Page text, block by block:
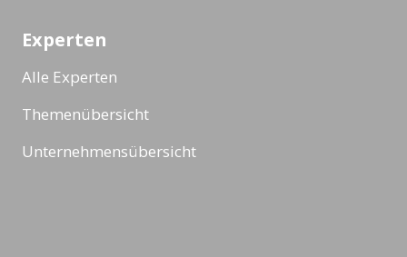
Experten
Alle Experten
Themenübersicht
Unternehmensübersicht